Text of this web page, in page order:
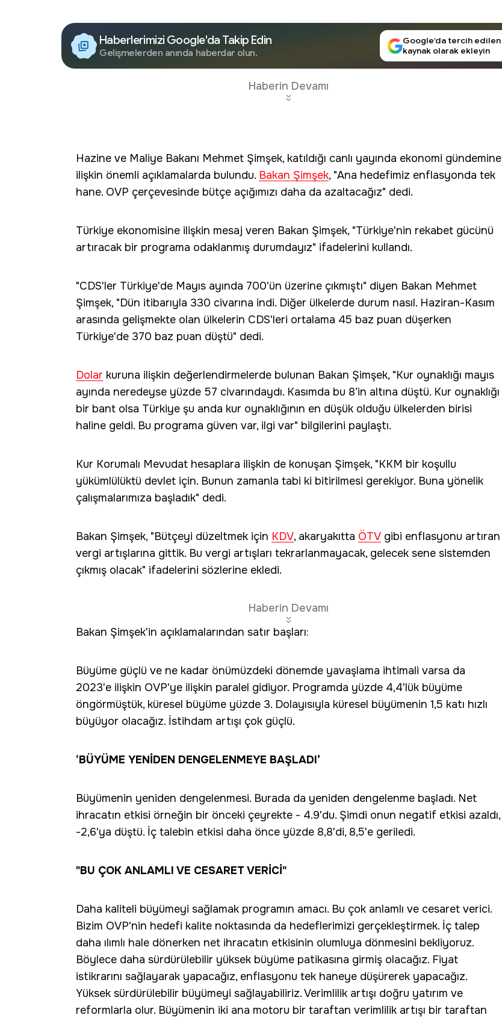
Haberlerimizi Google'da Takip Edin
Gelişmelerden anında haberdar olun.
Google’da tercih edilen
kaynak olarak ekleyin
Haberin Devamı
Hazine ve Maliye Bakanı Mehmet Şimşek, katıldığı canlı yayında ekonomi gündemine
ilişkin önemli açıklamalarda bulundu. Bakan Şimşek, "Ana hedefimiz enflasyonda tek
hane. OVP çerçevesinde bütçe açığımızı daha da azaltacağız" dedi.
Türkiye ekonomisine ilişkin mesaj veren Bakan Şimşek, "Türkiye'nin rekabet gücünü
artıracak bir programa odaklanmış durumdayız" ifadelerini kullandı.
"CDS'ler Türkiye'de Mayıs ayında 700'ün üzerine çıkmıştı" diyen Bakan Mehmet
Şimşek, "Dün itibarıyla 330 civarına indi. Diğer ülkelerde durum nasıl. Haziran-Kasım
arasında gelişmekte olan ülkelerin CDS'leri ortalama 45 baz puan düşerken
Türkiye'de 370 baz puan düştü" dedi.
Dolar kuruna ilişkin değerlendirmelerde bulunan Bakan Şimşek, "Kur oynaklığı mayıs
ayında neredeyse yüzde 57 civarındaydı. Kasımda bu 8’in altına düştü. Kur oynaklığı
bir bant olsa Türkiye şu anda kur oynaklığının en düşük olduğu ülkelerden birisi
haline geldi. Bu programa güven var, ilgi var" bilgilerini paylaştı.
Kur Korumalı Mevudat hesaplara ilişkin de konuşan Şimşek, "KKM bir koşullu
yükümlülüktü devlet için. Bunun zamanla tabi ki bitirilmesi gerekiyor. Buna yönelik
çalışmalarımıza başladık" dedi.
Bakan Şimşek, "Bütçeyi düzeltmek için KDV, akaryakıtta ÖTV gibi enflasyonu artıran
vergi artışlarına gittik. Bu vergi artışları tekrarlanmayacak, gelecek sene sistemden
çıkmış olacak" ifadelerini sözlerine ekledi.
Haberin Devamı
Bakan Şimşek'in açıklamalarından satır başları:
Büyüme güçlü ve ne kadar önümüzdeki dönemde yavaşlama ihtimali varsa da
2023'e ilişkin OVP'ye ilişkin paralel gidiyor. Programda yüzde 4,4'lük büyüme
öngörmüştük, küresel büyüme yüzde 3. Dolayısıyla küresel büyümenin 1,5 katı hızlı
büyüyor olacağız. İstihdam artışı çok güçlü.
‘BÜYÜME YENİDEN DENGELENMEYE BAŞLADI’
Büyümenin yeniden dengelenmesi. Burada da yeniden dengelenme başladı. Net
ihracatın etkisi örneğin bir önceki çeyrekte - 4.9'du. Şimdi onun negatif etkisi azaldı,
-2,6'ya düştü. İç talebin etkisi daha önce yüzde 8,8'di, 8,5'e geriledi.
"BU ÇOK ANLAMLI VE CESARET VERİCİ"
Daha kaliteli büyümeyi sağlamak programın amacı. Bu çok anlamlı ve cesaret verici.
Bizim OVP'nin hedefi kalite noktasında da hedeflerimizi gerçekleştirmek. İç talep
daha ılımlı hale dönerken net ihracatın etkisinin olumluya dönmesini bekliyoruz.
Böylece daha sürdürülebilir yüksek büyüme patikasına girmiş olacağız. Fiyat
istikrarını sağlayarak yapacağız, enflasyonu tek haneye düşürerek yapacağız.
Yüksek sürdürülebilir büyümeyi sağlayabiliriz. Verimlilik artışı doğru yatırım ve
reformlarla olur. Büyümenin iki ana motoru bir taraftan verimlilik artışı bir taraftan